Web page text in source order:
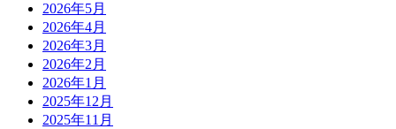
2026年5月
2026年4月
2026年3月
2026年2月
2026年1月
2025年12月
2025年11月